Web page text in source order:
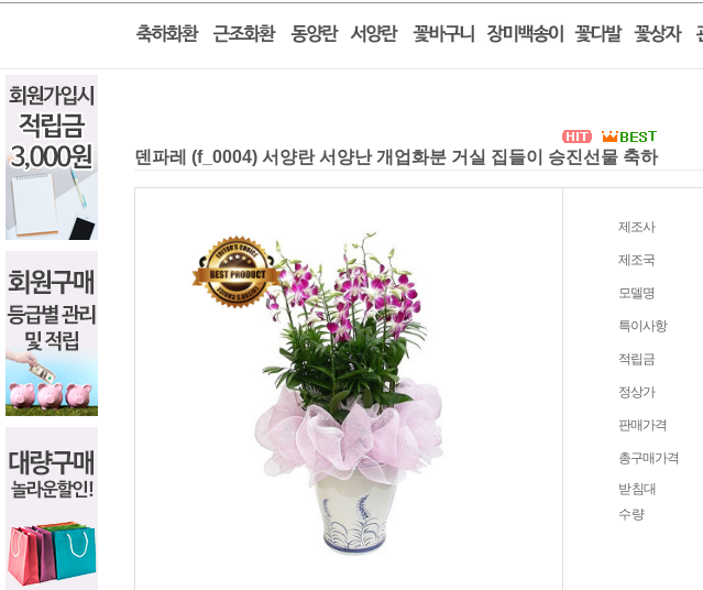
덴파레 (f_0004) 서양란 서양난 개업화분 거실 집들이 승진선물 축하
제조사
제조국
모델명
특이사항
적립금
정상가
판매가격
총구매가격
받침대
수량